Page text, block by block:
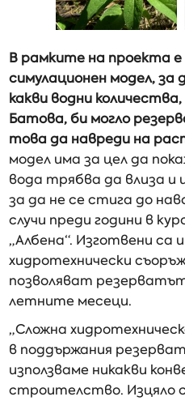
В рамките на проекта е
симулационен модел, за
какви водни
Батова, би могло
това да навреди на
модел има за цел да
вода трябва да влиза и
за да не се стига до
случи преди години в
„Албена“. Изготвени са
хидротехнически
позволяват
летните месеци.
„Сложна
в поддържания
използваме никакви
строителство. Изцяло